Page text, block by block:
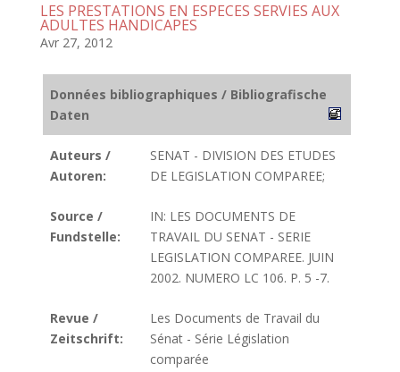
LES PRESTATIONS EN ESPECES SERVIES AUX
ADULTES HANDICAPES
Avr 27, 2012
Données bibliographiques / Bibliografische
Daten
Auteurs /
Autoren:
SENAT - DIVISION DES ETUDES
DE LEGISLATION COMPAREE;
Source /
Fundstelle:
IN: LES DOCUMENTS DE
TRAVAIL DU SENAT - SERIE
LEGISLATION COMPAREE. JUIN
2002. NUMERO LC 106. P. 5 -7.
Revue /
Zeitschrift:
Les Documents de Travail du
Sénat - Série Législation
comparée